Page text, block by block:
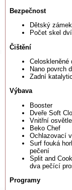
Bezpečnost
Dětský zámek
Počet skel
Čištění
Celoskleněné
Nano povrch
Zadní
Výbava
Booster
Dveře Soft
Vnitřní
Beko Chef
Ochlazovací
Surf fouká
pečení
Split and
dva pečící
Programy